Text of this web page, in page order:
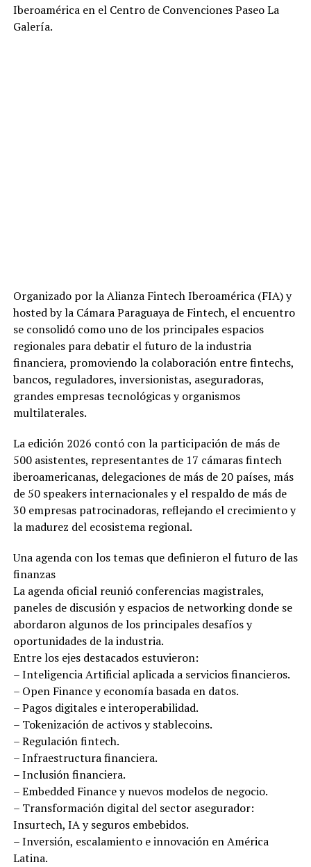
Iberoamérica en el Centro de Convenciones Paseo La
Galería.
Organizado por la Alianza Fintech Iberoamérica (FIA) y
hosted by la Cámara Paraguaya de Fintech, el encuentro
se consolidó como uno de los principales espacios
regionales para debatir el futuro de la industria
financiera, promoviendo la colaboración entre fintechs,
bancos, reguladores, inversionistas, aseguradoras,
grandes empresas tecnológicas y organismos
multilaterales.
La edición 2026 contó con la participación de más de
500 asistentes, representantes de 17 cámaras fintech
iberoamericanas, delegaciones de más de 20 países, más
de 50 speakers internacionales y el respaldo de más de
30 empresas patrocinadoras, reflejando el crecimiento y
la madurez del ecosistema regional.
Una agenda con los temas que definieron el futuro de las
finanzas
La agenda oficial reunió conferencias magistrales,
paneles de discusión y espacios de networking donde se
abordaron algunos de los principales desafíos y
oportunidades de la industria.
Entre los ejes destacados estuvieron:
– Inteligencia Artificial aplicada a servicios financieros.
– Open Finance y economía basada en datos.
– Pagos digitales e interoperabilidad.
– Tokenización de activos y stablecoins.
– Regulación fintech.
– Infraestructura financiera.
– Inclusión financiera.
– Embedded Finance y nuevos modelos de negocio.
– Transformación digital del sector asegurador:
Insurtech, IA y seguros embebidos.
– Inversión, escalamiento e innovación en América
Latina.